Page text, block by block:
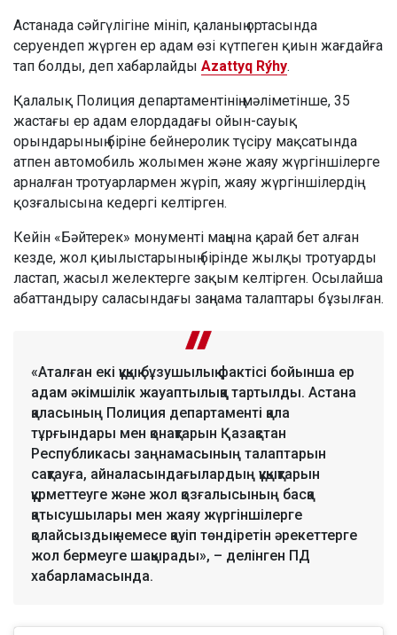
Астанада сәйгүлігіне мініп, қаланың ортасында
серуендеп жүрген ер адам өзі күтпеген қиын жағдайға
тап болды, деп хабарлайды Azattyq Rýhy.
Қалалық Полиция департаментінің мәліметінше, 35
жастағы ер адам елордадағы ойын-сауық
орындарының біріне бейнеролик түсіру мақсатында
атпен автомобиль жолымен және жаяу жүргіншілерге
арналған тротуарлармен жүріп, жаяу жүргіншілердің
қозғалысына кедергі келтірген.
Кейін «Бәйтерек» монументі маңына қарай бет алған
кезде, жол қиылыстарының бірінде жылқы тротуарды
ластап, жасыл желектерге зақым келтірген. Осылайша
абаттандыру саласындағы заңнама талаптары бұзылған.
«Аталған екі құқық бұзушылық фактісі бойынша ер
адам әкімшілік жауаптылыққа тартылды. Астана
қаласының Полиция департаменті қала
тұрғындары мен қонақтарын Қазақстан
Республикасы заңнамасының талаптарын
сақтауға, айналасындағылардың құқықтарын
құрметтеуге және жол қозғалысының басқа
қатысушылары мен жаяу жүргіншілерге
қолайсыздық немесе қауіп төндіретін әрекеттерге
жол бермеуге шақырады», – делінген ПД
хабарламасында.